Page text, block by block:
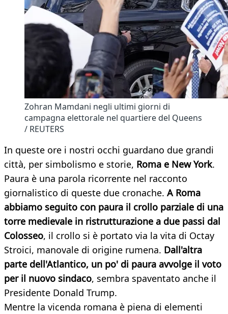
Zohran Mamdani negli ultimi giorni di
campagna elettorale nel quartiere del Queens
/ REUTERS
In queste ore i nostri occhi guardano due grandi
città, per simbolismo e storie, Roma e New York.
Paura è una parola ricorrente nel racconto
giornalistico di queste due cronache. A Roma
abbiamo seguito con paura il crollo parziale di una
torre medievale in ristrutturazione a due passi dal
Colosseo, il crollo si è portato via la vita di Octay
Stroici, manovale di origine rumena. Dall'altra
parte dell'Atlantico, un po' di paura avvolge il voto
per il nuovo sindaco, sembra spaventato anche il
Presidente Donald Trump.
Mentre la vicenda romana è piena di elementi